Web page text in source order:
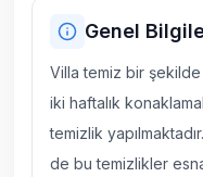
Genel
Villa temiz bir
iki haftalık
temizlik
de bu temizlikler